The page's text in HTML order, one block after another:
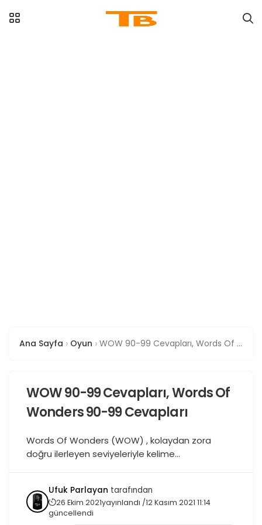
Ana Sayfa Oyun WOW 90-99 Cevapları, Words Of Wonders 90-99 Cevapları
WOW 90-99 Cevapları, Words Of
Wonders 90-99 Cevapları
Words Of Wonders (WOW) , kolaydan zora
doğru ilerleyen seviyeleriyle kelime
harflerden kelime üreterek oyun bölümlerini
geçmeniz gerekmektedir. Güzel ve bir o kadar
da eğlenceli bir kelime bulma oyunu olan Words
Ufuk Parlayan tarafından
26 Ekim 2021yayınlandı /12 Kasım 2021 11:14
güncellendi